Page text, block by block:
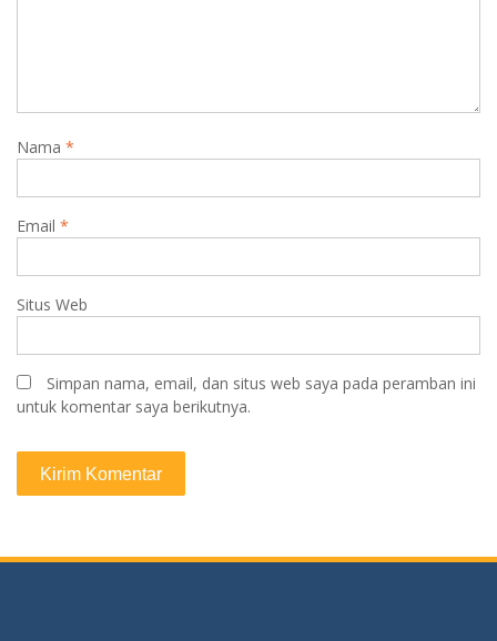
Nama *
Email *
Situs Web
Simpan nama, email, dan situs web saya pada peramban ini
untuk komentar saya berikutnya.